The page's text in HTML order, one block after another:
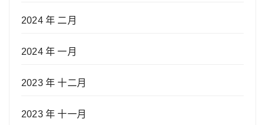
2024 年 二月
2024 年 一月
2023 年 十二月
2023 年 十一月